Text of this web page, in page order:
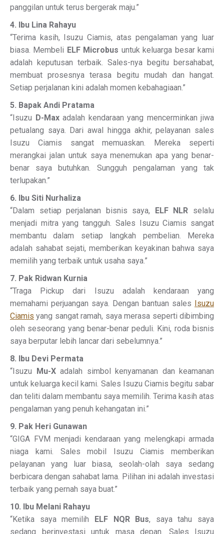
panggilan untuk terus bergerak maju.”
4. Ibu Lina Rahayu
“Terima kasih, Isuzu Ciamis, atas pengalaman yang luar
biasa. Membeli ELF Microbus untuk keluarga besar kami
adalah keputusan terbaik. Sales-nya begitu bersahabat,
membuat prosesnya terasa begitu mudah dan hangat.
Setiap perjalanan kini adalah momen kebahagiaan.”
5. Bapak Andi Pratama
“Isuzu D-Maxadalah kendaraan yang mencerminkan jiwa
petualang saya. Dari awal hingga akhir, pelayanan sales
Isuzu Ciamis sangat memuaskan. Mereka seperti
merangkai jalan untuk saya menemukan apa yang benar-
benar saya butuhkan. Sungguh pengalaman yang tak
terlupakan.”
6. Ibu Siti Nurhaliza
“Dalam setiap perjalanan bisnis saya, ELF NLR selalu
menjadi mitra yang tangguh. Sales Isuzu Ciamis sangat
membantu dalam setiap langkah pembelian. Mereka
adalah sahabat sejati, memberikan keyakinan bahwa saya
memilih yang terbaik untuk usaha saya.”
7. Pak Ridwan Kurnia
“Traga Pickup dari Isuzu adalah kendaraan yang
memahami perjuangan saya. Dengan bantuan sales Isuzu
Ciamis yang sangat ramah, saya merasa seperti dibimbing
oleh seseorang yang benar-benar peduli. Kini, roda bisnis
saya berputar lebih lancar dari sebelumnya.”
8. Ibu Devi Permata
“Isuzu Mu-Xadalah simbol kenyamanan dan keamanan
untuk keluarga kecil kami. Sales Isuzu Ciamis begitu sabar
dan teliti dalam membantu saya memilih. Terima kasih atas
pengalaman yang penuh kehangatan ini.”
9. Pak Heri Gunawan
“GIGA FVM menjadi kendaraan yang melengkapi armada
niaga kami. Sales mobil Isuzu Ciamis memberikan
pelayanan yang luar biasa, seolah-olah saya sedang
berbicara dengan sahabat lama. Pilihan ini adalah investasi
terbaik yang pernah saya buat.”
10. Ibu Melani Rahayu
“Ketika saya memilih ELF NQR Bus, saya tahu saya
sedang berinvestasi untuk masa depan. Sales Isuzu